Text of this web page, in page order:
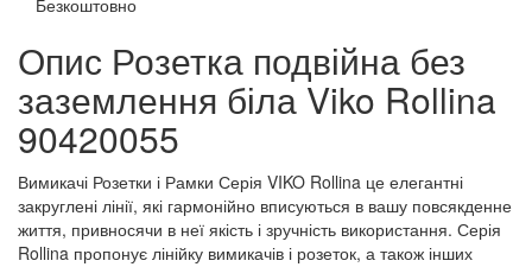
Опис Розетка подвійна без
заземлення біла Viko Rollina
90420055
Вимикачі Розетки і Рамки Серія VIKO Rollina це елегантні
закруглені лінії, які гармонійно вписуються в вашу повсякденне
життя, привносячи в неї якість і зручність використання. Серія
Rollina пропонує лінійку вимикачів і розеток, а також інших